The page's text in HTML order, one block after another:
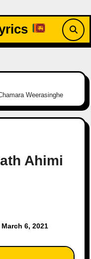
Weerasinghe
Ahimi
March 6, 2021